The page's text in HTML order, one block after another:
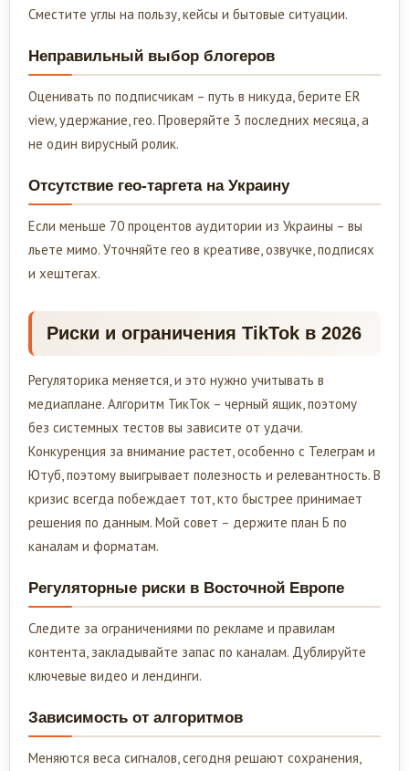
Сместите углы на пользу, кейсы и бытовые ситуации.
Неправильный выбор блогеров
Оценивать по подписчикам – путь в никуда, берите ER
view, удержание, гео. Проверяйте 3 последних месяца, а
не один вирусный ролик.
Отсутствие гео-таргета на Украину
Если меньше 70 процентов аудитории из Украины – вы
льете мимо. Уточняйте гео в креативе, озвучке, подписях
и хештегах.
Риски и ограничения TikTok в 2026
Регуляторика меняется, и это нужно учитывать в
медиаплане. Алгоритм ТикТок – черный ящик, поэтому
без системных тестов вы зависите от удачи.
Конкуренция за внимание растет, особенно с Телеграм и
Ютуб, поэтому выигрывает полезность и релевантность. В
кризис всегда побеждает тот, кто быстрее принимает
решения по данным. Мой совет – держите план Б по
каналам и форматам.
Регуляторные риски в Восточной Европе
Следите за ограничениями по рекламе и правилам
контента, закладывайте запас по каналам. Дублируйте
ключевые видео и лендинги.
Зависимость от алгоритмов
Меняются веса сигналов, сегодня решают сохранения,